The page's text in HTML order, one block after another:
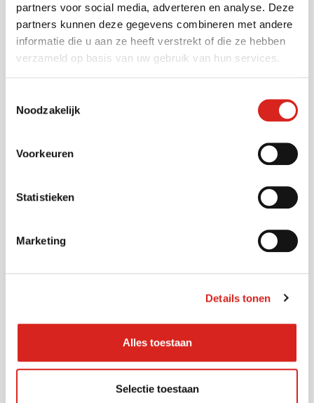
partners voor social media, adverteren en analyse. Deze
partners kunnen deze gegevens combineren met andere
informatie die u aan ze heeft verstrekt of die ze hebben
verzameld op basis van uw gebruik van hun services.
Noodzakelijk
Voorkeuren
Statistieken
Marketing
Details tonen
Alles toestaan
Selectie toestaan
Onderwijs
Industrie
Warehousing
Infra
Luchthavens
Contact
Tel:0416 54 10 10
Locatie Waalwijk
5145 NJ Waalwijk
Locatie Amsterdam